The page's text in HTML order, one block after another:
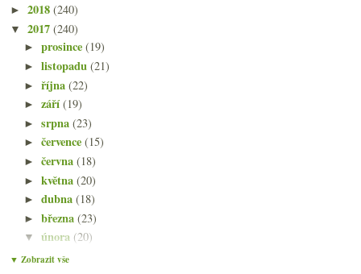
► 2018 (240)
▼ 2017 (240)
►prosince(19)
►listopadu(21)
►října(22)
►září(19)
►srpna(23)
►července(15)
►června(18)
►května(20)
►dubna(18)
►března(23)
▼února (20)
Sangiovese z Chile a tradičněji z Toskánska
▼ Zobrazit vše